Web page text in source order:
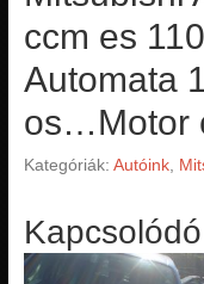
ccm es
Automata
os…Motor
Kategóriák: Autóink,